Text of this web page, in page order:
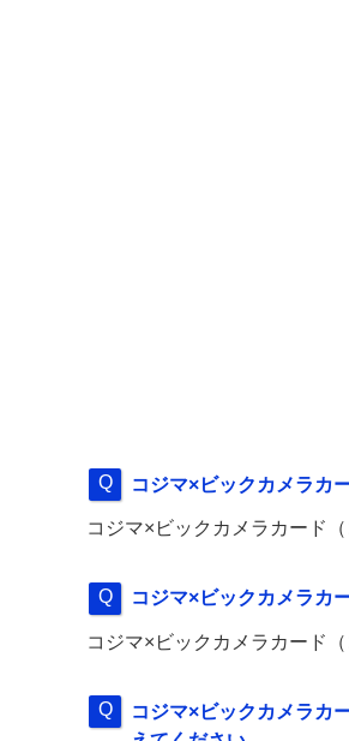
コジマ×ビックカメラカ
コジマ×ビックカメラカード
コジマ×ビックカメラカ
コジマ×ビックカメラカード
コジマ×ビックカメラカ